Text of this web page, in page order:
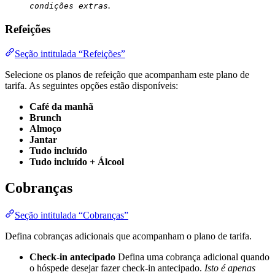
condições extras.
Refeições
Seção intitulada “Refeições”
Selecione os planos de refeição que acompanham este plano de
tarifa. As seguintes opções estão disponíveis:
Café da manhã
Brunch
Almoço
Jantar
Tudo incluído
Tudo incluído + Álcool
Cobranças
Seção intitulada “Cobranças”
Defina cobranças adicionais que acompanham o plano de tarifa.
Check-in antecipado Defina uma cobrança adicional quando
o hóspede desejar fazer check-in antecipado. Isto é apenas